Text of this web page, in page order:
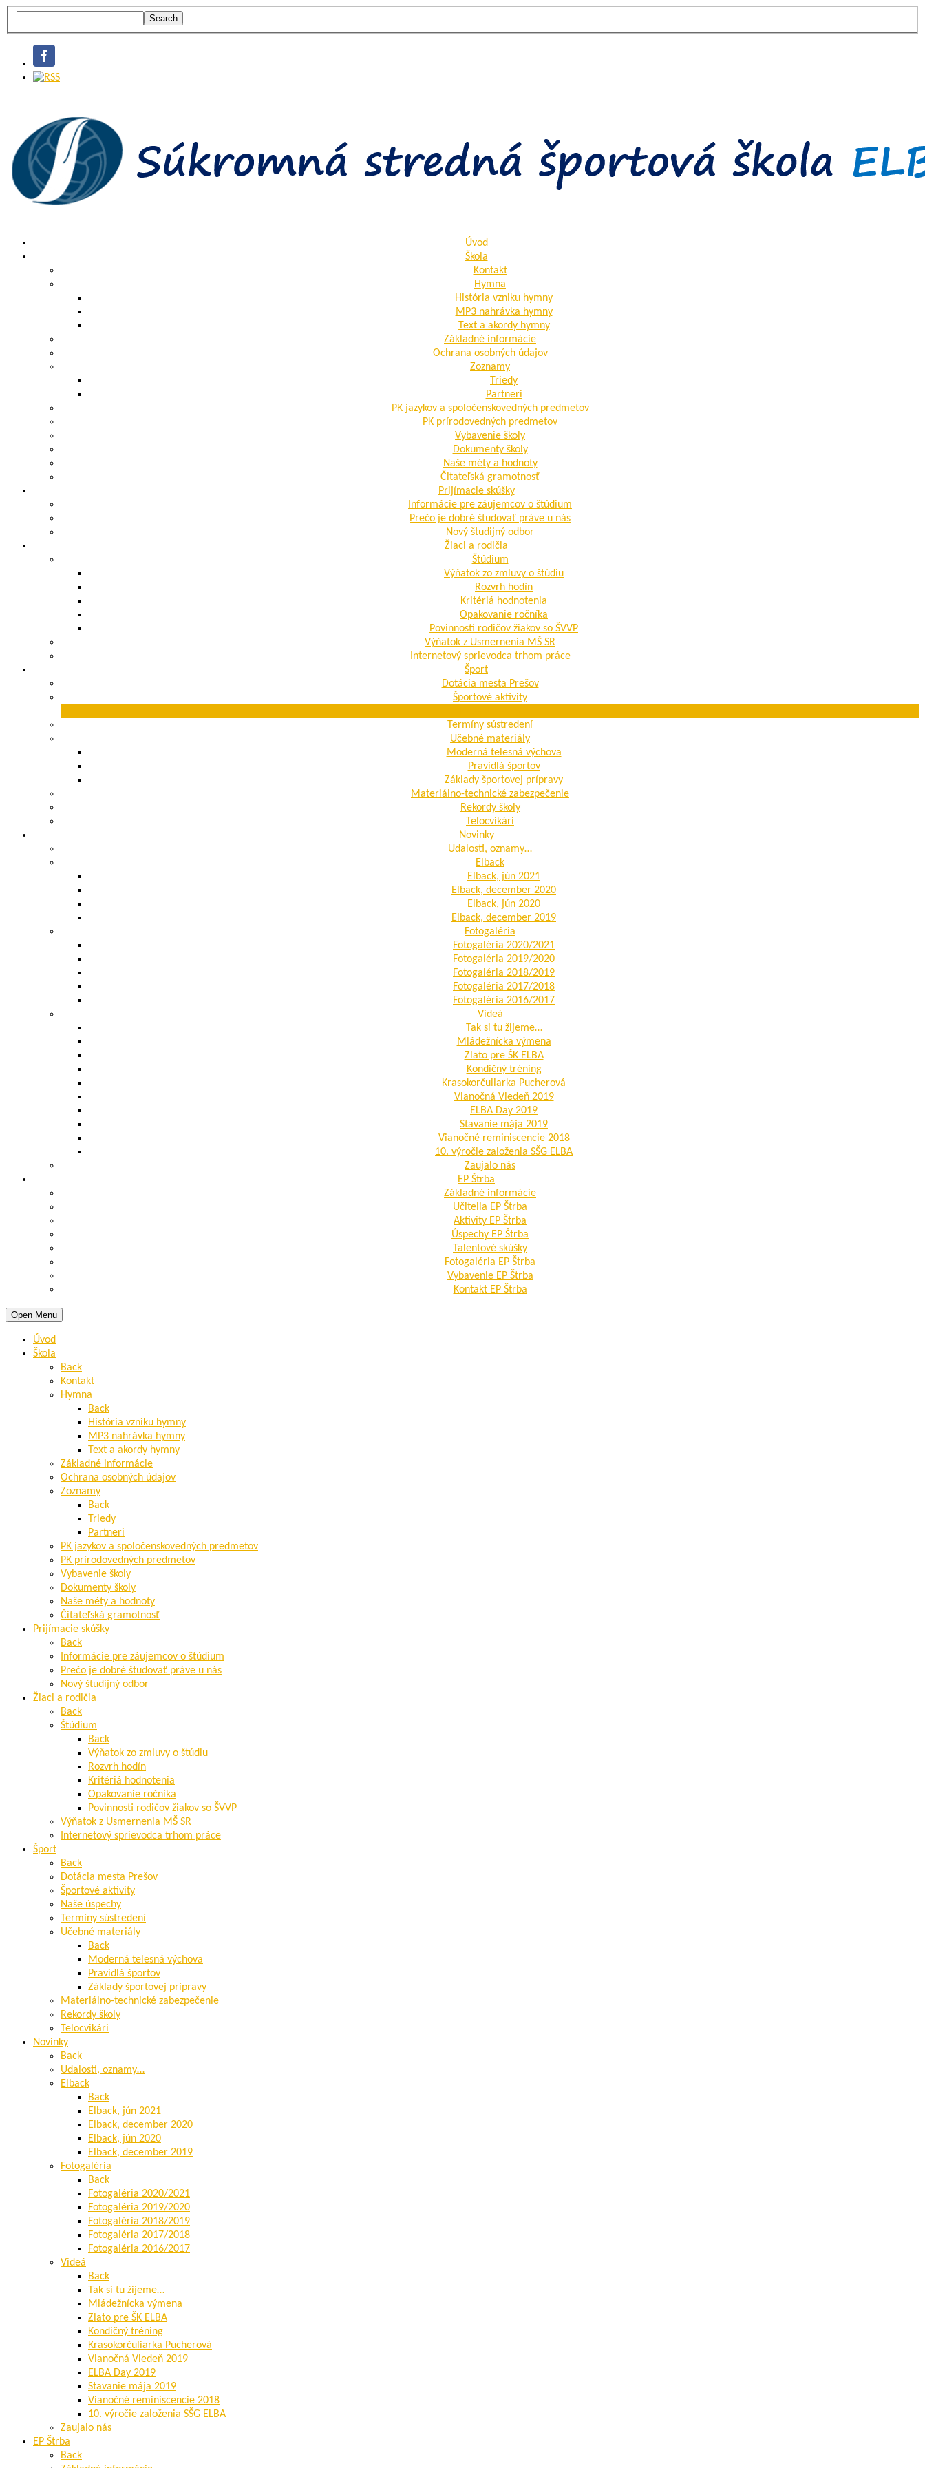
Úvod
Škola
Kontakt
Hymna
História vzniku hymny
MP3 nahrávka hymny
Text a akordy hymny
Základné informácie
Ochrana osobných údajov
Zoznamy
Triedy
Partneri
PK jazykov a spoločenskovedných predmetov
PK prírodovedných predmetov
Vybavenie školy
Dokumenty školy
Naše méty a hodnoty
Čitateľská gramotnosť
Prijímacie skúšky
Informácie pre záujemcov o štúdium
Prečo je dobré študovať práve u nás
Nový študijný odbor
Žiaci a rodičia
Štúdium
Výňatok zo zmluvy o štúdiu
Rozvrh hodín
Kritériá hodnotenia
Opakovanie ročníka
Povinnosti rodičov žiakov so ŠVVP
Výňatok z Usmernenia MŠ SR
Internetový sprievodca trhom práce
Šport
Dotácia mesta Prešov
Športové aktivity
Termíny sústredení
Učebné materiály
Moderná telesná výchova
Pravidlá športov
Základy športovej prípravy
Materiálno-technické zabezpečenie
Rekordy školy
Telocvikári
Novinky
Udalosti, oznamy…
Elback
Elback, jún 2021
Elback, december 2020
Elback, jún 2020
Elback, december 2019
Fotogaléria
Fotogaléria 2020/2021
Fotogaléria 2019/2020
Fotogaléria 2018/2019
Fotogaléria 2017/2018
Fotogaléria 2016/2017
Videá
Tak si tu žijeme…
Mládežnícka výmena
Zlato pre ŠK ELBA
Kondičný tréning
Krasokorčuliarka Pucherová
Vianočná Viedeň 2019
ELBA Day 2019
Stavanie mája 2019
Vianočné reminiscencie 2018
10. výročie založenia SŠG ELBA
Zaujalo nás
EP Štrba
Základné informácie
Učitelia EP Štrba
Aktivity EP Štrba
Úspechy EP Štrba
Talentové skúšky
Fotogaléria EP Štrba
Vybavenie EP Štrba
Kontakt EP Štrba
Open Menu
Úvod
Škola
Back
Kontakt
Hymna
Back
História vzniku hymny
MP3 nahrávka hymny
Text a akordy hymny
Základné informácie
Ochrana osobných údajov
Zoznamy
Back
Triedy
Partneri
PK jazykov a spoločenskovedných predmetov
PK prírodovedných predmetov
Vybavenie školy
Dokumenty školy
Naše méty a hodnoty
Čitateľská gramotnosť
Prijímacie skúšky
Back
Informácie pre záujemcov o štúdium
Prečo je dobré študovať práve u nás
Nový študijný odbor
Žiaci a rodičia
Back
Štúdium
Back
Výňatok zo zmluvy o štúdiu
Rozvrh hodín
Kritériá hodnotenia
Opakovanie ročníka
Povinnosti rodičov žiakov so ŠVVP
Výňatok z Usmernenia MŠ SR
Internetový sprievodca trhom práce
Šport
Back
Dotácia mesta Prešov
Športové aktivity
Naše úspechy
Termíny sústredení
Učebné materiály
Back
Moderná telesná výchova
Pravidlá športov
Základy športovej prípravy
Materiálno-technické zabezpečenie
Rekordy školy
Telocvikári
Novinky
Back
Udalosti, oznamy…
Elback
Back
Elback, jún 2021
Elback, december 2020
Elback, jún 2020
Elback, december 2019
Fotogaléria
Back
Fotogaléria 2020/2021
Fotogaléria 2019/2020
Fotogaléria 2018/2019
Fotogaléria 2017/2018
Fotogaléria 2016/2017
Videá
Back
Tak si tu žijeme…
Mládežnícka výmena
Zlato pre ŠK ELBA
Kondičný tréning
Krasokorčuliarka Pucherová
Vianočná Viedeň 2019
ELBA Day 2019
Stavanie mája 2019
Vianočné reminiscencie 2018
10. výročie založenia SŠG ELBA
Zaujalo nás
EP Štrba
Back